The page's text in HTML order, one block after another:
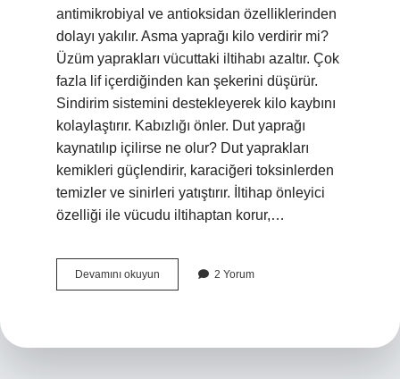
antimikrobiyal ve antioksidan özelliklerinden
dolayı yakılır. Asma yaprağı kilo verdirir mi?
Üzüm yaprakları vücuttaki iltihabı azaltır. Çok
fazla lif içerdiğinden kan şekerini düşürür.
Sindirim sistemini destekleyerek kilo kaybını
kolaylaştırır. Kabızlığı önler. Dut yaprağı
kaynatılıp içilirse ne olur? Dut yaprakları
kemikleri güçlendirir, karaciğeri toksinlerden
temizler ve sinirleri yatıştırır. İltihap önleyici
özelliği ile vücudu iltihaptan korur,…
Devamını okuyun
Yaprak
2 Yorum